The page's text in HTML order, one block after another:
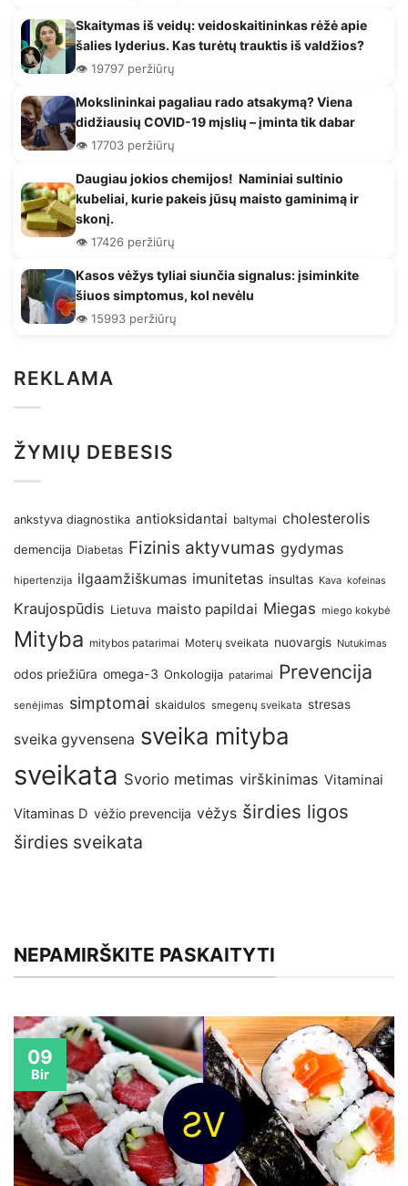
Skaitymas iš veidų: veidoskaitininkas rėžė apie
šalies lyderius. Kas turėtų trauktis iš valdžios?
👁️ 19797 peržiūrų
Mokslininkai pagaliau rado atsakymą? Viena
didžiausių COVID-19 mįslių – įminta tik dabar
👁️ 17703 peržiūrų
Daugiau jokios chemijos! Naminiai sultinio
kubeliai, kurie pakeis jūsų maisto gaminimą ir
skonį.
👁️ 17426 peržiūrų
Kasos vėžys tyliai siunčia signalus: įsiminkite
šiuos simptomus, kol nevėlu
👁️ 15993 peržiūrų
REKLAMA
ŽYMIŲ DEBESIS
ankstyva diagnostika antioksidantai baltymai cholesterolis
demencija Diabetas Fizinis aktyvumas gydymas
hipertenzija ilgaamžiškumas imunitetas insultas Kava kofeinas
Kraujospūdis Lietuva maisto papildai Miegas miego kokybė
Mityba mitybos patarimai Moterų sveikata nuovargis Nutukimas
odos priežiūra omega-3 Onkologija patarimai Prevencija
senėjimas simptomai skaidulos smegenų sveikata stresas
sveika gyvensena sveika mityba
sveikata Svorio metimas virškinimas Vitaminai
Vitaminas D vėžio prevencija vėžys širdies ligos
širdies sveikata
NEPAMIRŠKITE PASKAITYTI
09
Bir